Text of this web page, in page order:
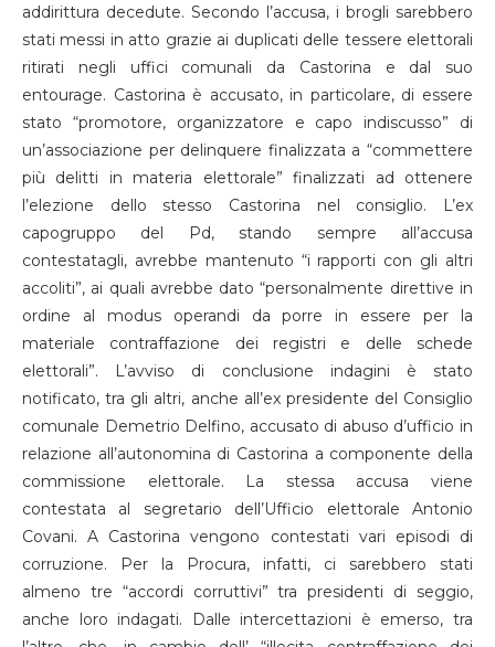
addirittura decedute. Secondo l’accusa, i brogli sarebbero
stati messi in atto grazie ai duplicati delle tessere elettorali
ritirati negli uffici comunali da Castorina e dal suo
entourage. Castorina è accusato, in particolare, di essere
stato “promotore, organizzatore e capo indiscusso” di
un’associazione per delinquere finalizzata a “commettere
più delitti in materia elettorale” finalizzati ad ottenere
l’elezione dello stesso Castorina nel consiglio. L’ex
capogruppo del Pd, stando sempre all’accusa
contestatagli, avrebbe mantenuto “i rapporti con gli altri
accoliti”, ai quali avrebbe dato “personalmente direttive in
ordine al modus operandi da porre in essere per la
materiale contraffazione dei registri e delle schede
elettorali”. L’avviso di conclusione indagini è stato
notificato, tra gli altri, anche all’ex presidente del Consiglio
comunale Demetrio Delfino, accusato di abuso d’ufficio in
relazione all’autonomina di Castorina a componente della
commissione elettorale. La stessa accusa viene
contestata al segretario dell’Ufficio elettorale Antonio
Covani. A Castorina vengono contestati vari episodi di
corruzione. Per la Procura, infatti, ci sarebbero stati
almeno tre “accordi corruttivi” tra presidenti di seggio,
anche loro indagati. Dalle intercettazioni è emerso, tra